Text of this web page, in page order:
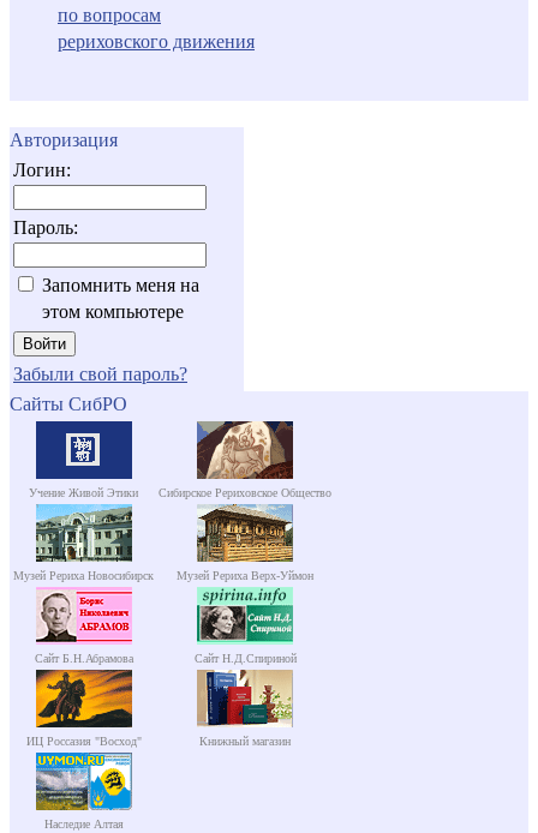
по вопросам
рериховского движения
Авторизация
Логин:
Пароль:
Запомнить меня на
этом компьютере
Забыли свой пароль?
Сайты СибРО
Учение Живой Этики Сибирское Рериховское Общество
Музей Рериха Новосибирск Музей Рериха Верх-Уймон
Сайт Б.Н.Абрамова Сайт Н.Д.Спириной
ИЦ Россазия "Восход" Книжный магазин
Наследие Алтая